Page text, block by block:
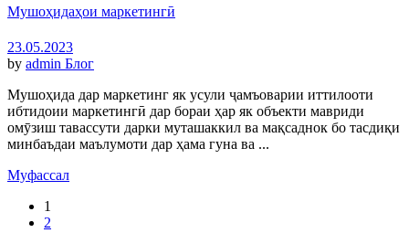
Мушоҳидаҳои маркетингӣ
23.05.2023
by admin Блог
Мушоҳида дар маркетинг як усули ҷамъоварии иттилооти
ибтидоии маркетингӣ дар бораи ҳар як объекти мавриди
омӯзиш тавассути дарки муташаккил ва мақсаднок бо тасдиқи
минбаъдаи маълумоти дар ҳама гуна ва ...
Муфассал
1
2